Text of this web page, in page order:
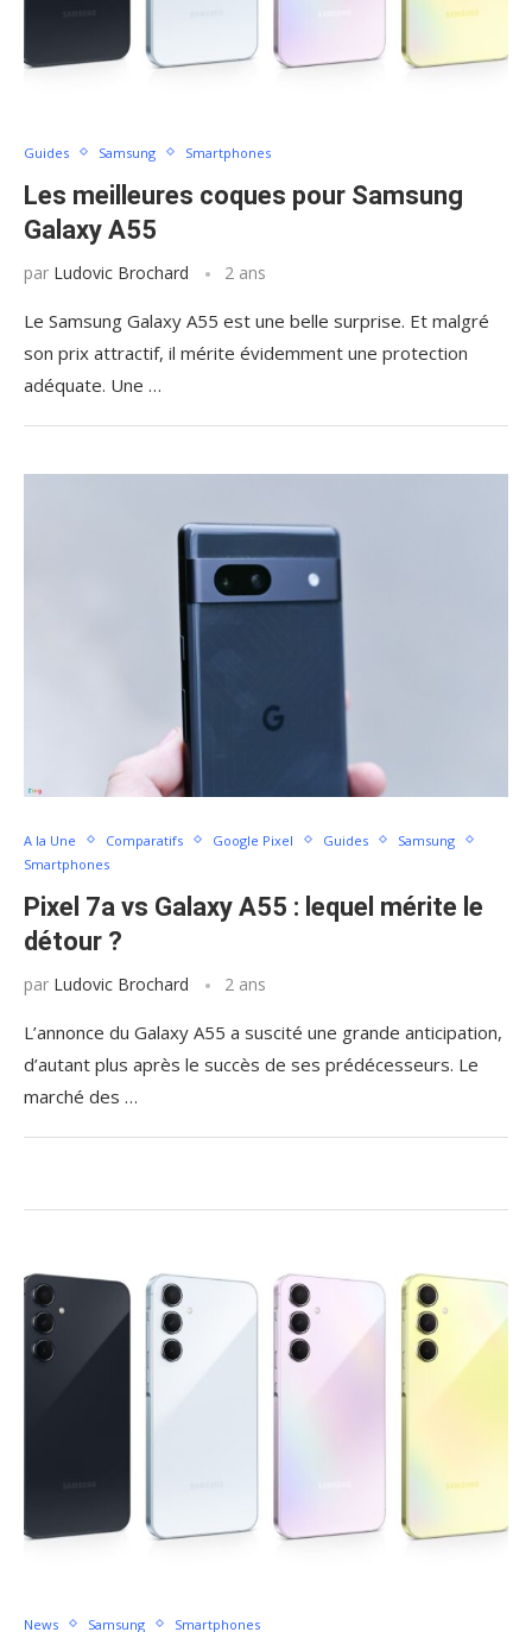
Guides Samsung Smartphones
Les meilleures coques pour Samsung
Galaxy A55
par Ludovic Brochard 2 ans
Le Samsung Galaxy A55 est une belle surprise. Et malgré
son prix attractif, il mérite évidemment une protection
adéquate. Une …
A la Une Comparatifs Google Pixel Guides
Samsung
Smartphones
Pixel 7a vs Galaxy A55 : lequel mérite le
détour ?
par Ludovic Brochard 2 ans
L’annonce du Galaxy A55 a suscité une grande anticipation,
d’autant plus après le succès de ses prédécesseurs. Le
marché des …
News Samsung Smartphones